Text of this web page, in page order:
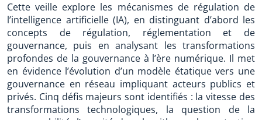
Cette veille explore les mécanismes de régulation de
l’intelligence artificielle (IA), en distinguant d’abord les
concepts de régulation, réglementation et de
gouvernance, puis en analysant les transformations
profondes de la gouvernance à l’ère numérique. Il met
en évidence l’évolution d’un modèle étatique vers une
gouvernance en réseau impliquant acteurs publics et
privés. Cinq défis majeurs sont identifiés : la vitesse des
transformations technologiques, la question de la